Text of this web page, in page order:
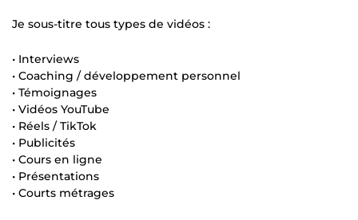
Je sous-titre tous types de vidéos :
• Interviews
• Coaching / développement personnel
• Témoignages
• Vidéos YouTube
• Réels / TikTok
• Publicités
• Cours en ligne
• Présentations
• Courts métrages